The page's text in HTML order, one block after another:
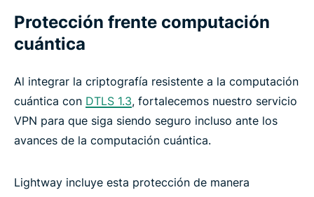
Protección frente computación
cuántica
Al integrar la criptografía resistente a la computación
cuántica con DTLS 1.3, fortalecemos nuestro servicio
VPN para que siga siendo seguro incluso ante los
avances de la computación cuántica.
Lightway incluye esta protección de manera